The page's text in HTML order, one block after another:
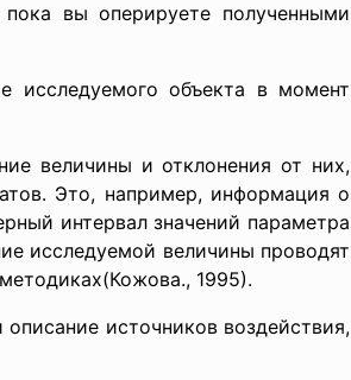
вы оперируете полученными
исследуемого объекта в момент
величины и отклонения от них,
Это, например, информация о
интервал значений параметра
исследуемой величины проводят
1995).
источников воздействия,